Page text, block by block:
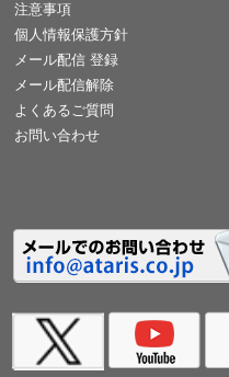
注意事項
個人情報保護方針
メール配信 登録
メール配信解除
よくあるご質問
お問い合わせ